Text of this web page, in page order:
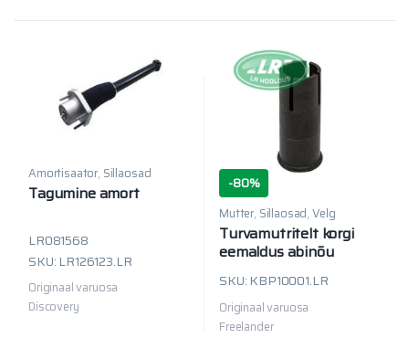
Amortisaator, Sillaosad
Tagumine amort
LR081568
SKU: LR126123.LR
Originaal varuosa
Discovery
-80%
Mutter, Sillaosad,Velg
Turvamutritelt korgi
eemaldus abinõu
SKU: KBP10001.LR
Originaal varuosa
Freelander